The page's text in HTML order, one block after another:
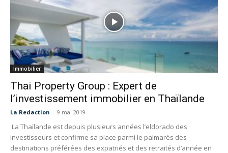
Immobilier
Thai Property Group : Expert de
l’investissement immobilier en Thaïlande
La Redaction - 9 mai 2019
La Thaïlande est depuis plusieurs années l’eldorado des
investisseurs et confirme sa place parmi le palmarès des
destinations préférées des expatriés et des retraités d’année en